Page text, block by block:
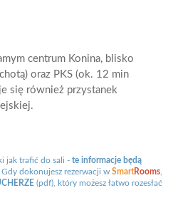
centrum Konina, blisko
oraz PKS (ok. 12 min
się również przystanek
jak trafić do sali - te informacje będą
dokonujesz rezerwacji w SmartRooms
(pdf), który możesz łatwo rozesłać